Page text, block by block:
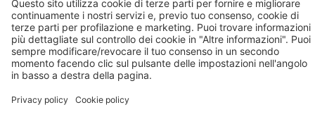
© 2026 CRIF S.p.A. Tutti i diritti riservati.
Via della Beverara, 21 / 40131 Bologna / Italy Cap. Soc.
R.E.A. n° 410952 | Reg. Impr. Bo, C.F. e P.IVA 02083271201